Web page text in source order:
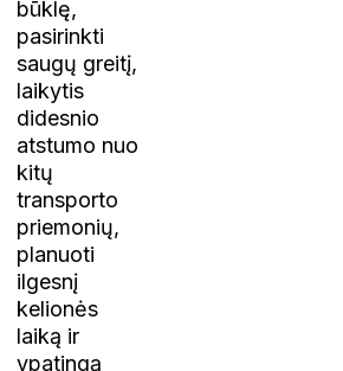
būklę,
pasirinkti
saugų greitį,
laikytis
didesnio
atstumo nuo
kitų
transporto
priemonių,
planuoti
ilgesnį
kelionės
laiką ir
ypatingą